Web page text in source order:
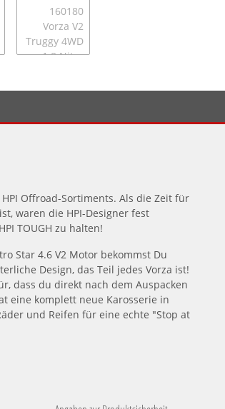
Offroad-Sortiments. Als die Zeit für
waren die HPI-Designer fest
TOUGH zu halten!
Star 4.6 V2 Motor bekommst Du
Design, das Teil jedes Vorza ist!
dass du direkt nach dem Auspacken
eine komplett neue Karosserie in
und Reifen für eine echte "Stop at